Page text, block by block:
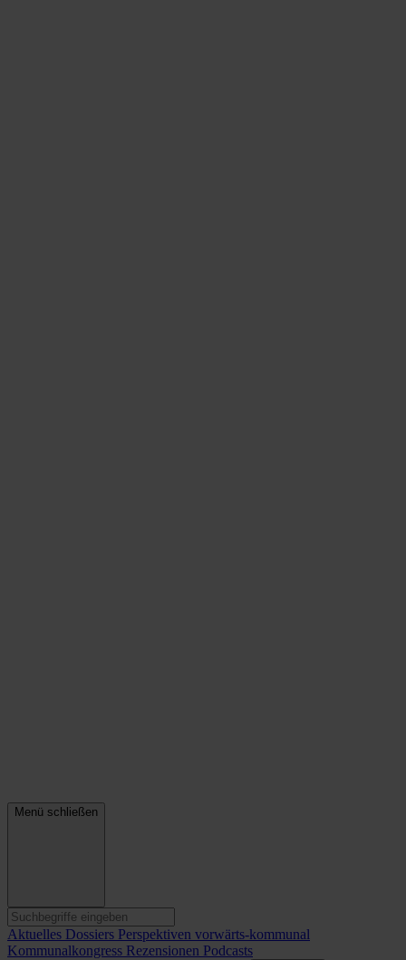
Menü schließen
Aktuelles Dossiers Perspektiven vorwärts-kommunal
Kommunalkongress Rezensionen Podcasts